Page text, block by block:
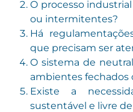
O processo
ou intermitentes?
Há
que precisam ser
O sistema de
ambientes fechados
Existe a
sustentável e livre